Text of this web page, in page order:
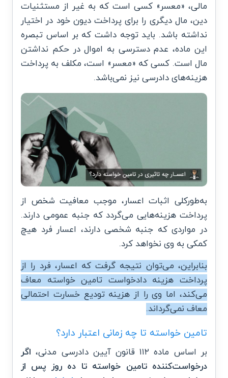
مالی، «معسر» کسی است که به غیر از مستثنیات
دین، مال دیگری را برای پرداخت دیون خود در اختیار
نداشته باشد. باید توجه داشت که بر اساس تبصره
این ماده، عدم دسترسی به اموال در حکم نداشتن
مال است. کسی که «معسر» است، مکلف به پرداخت
هزینه‌های دادرسی نیز نمی‌باشد.
به‌طورکلی اثبات اعسار، موجب معافیت شخص از
پرداخت هزینه‌هایی می‌گردد که جنبه عمومی دارند.
در مواردی که جنبه شخصی دارند، اعسار فرد هیچ
کمکی به وی نخواهد کرد.
بنابراین، می‌توان نتیجه گرفت که اعسار، فرد را از
پرداخت هزینه دادخواست تامین خواسته معاف
می‌کند، اما وی را از هزینه تودیع خسارت احتمالی
معاف نمی‌گرداند.
تامین خواسته تا چه زمانی اعتبار دارد؟
بر اساس ماده ۱۱۲ قانون آیین دادرسی مدنی،
اگر
درخواست‌کننده تامین خواسته تا ده روز پس از